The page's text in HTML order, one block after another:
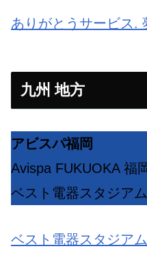
ありがとうサービス.
九州 地方
アビスパ福岡
Avispa FUKUOKA 福
ベスト電器スタジア
ベスト電器スタジアム